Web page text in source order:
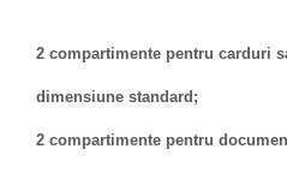
2 compartimente pentru carduri
dimensiune standard;
2 compartimente pentru